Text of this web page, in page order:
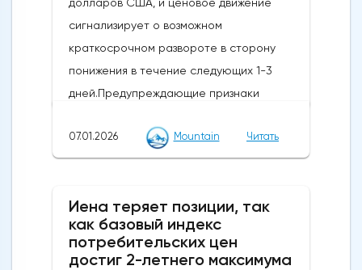
сигнализирует о возможном
краткосрочном развороте в сторону
понижения в течение следующих 1-3
дней.Предупреждающие признаки
достиг ключевого уровня коррекции
Фибоначчи и сопровождается медвежьей
это движение, скорее всего, является
отскоком от тренда, а не новым бычьим
импульсом.Ключевые уровни, на которые
07.01.2026 Mountain Читать
Иена теряет позиции, так
как базовый индекс
потребительских цен
достиг 2-летнего максимума